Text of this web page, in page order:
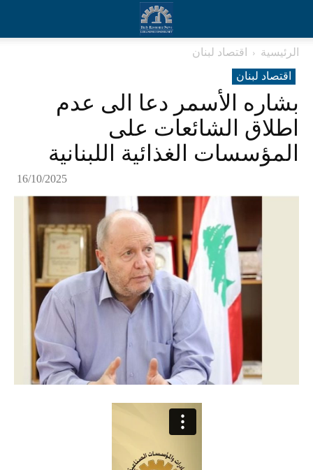
الرئيسية
اقتصاد لبنان
اقتصاد لبنان
بشاره الأسمر دعا الى عدم
اطلاق الشائعات على
المؤسسات الغذائية اللبنانية
16/10/2025